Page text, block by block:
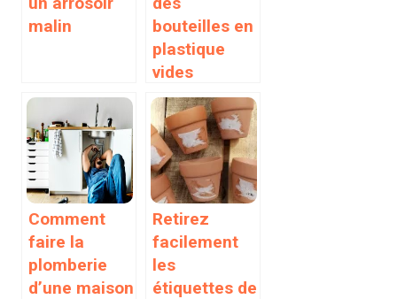
malin
bouteilles en
plastique
vides
Comment
faire la
plomberie
d’une maison
Retirez
facilement
les
étiquettes de